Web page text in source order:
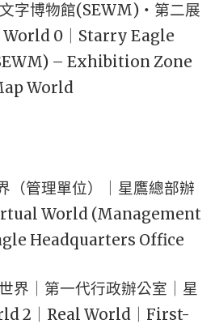
字博物館(SEWM)・第二展
World 0｜Starry Eagle
– Exhibition Zone
World
（管理單位）｜星鷹總部辦
World (Management
Headquarters Office
界｜第一代行政辦公室｜星
2｜Real World｜First-